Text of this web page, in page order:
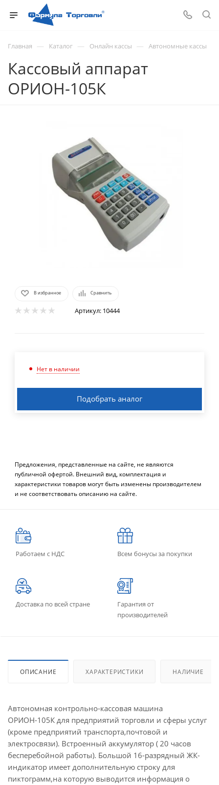
Главная — Каталог — Онлайн кассы — Автономные кассы
Кассовый аппарат
ОРИОН-105К
В избранное Сравнить
Артикул: 10444
Нет в наличии
Подобрать аналог
Предложения, представленные на сайте, не являются
публичной офертой. Внешний вид, комплектация и
характеристики товаров могут быть изменены производителем
и не соответствовать описанию на сайте.
Работаем с НДС Всем бонусы за покупки
Доставка по всей стране
Гарантия от
производителей
ОПИСАНИЕ ХАРАКТЕРИСТИКИ НАЛИЧИЕ
Автономная контрольно-кассовая машина
ОРИОН-105К для предприятий торговли и сферы услуг
(кроме предприятий транспорта,почтовой и
электросвязи). Встроенный аккумулятор ( 20 часов
бесперебойной работы). Большой 16-разрядный ЖК-
индикатор имеет дополнительную строку для
пиктограмм,на которую выводится информация о